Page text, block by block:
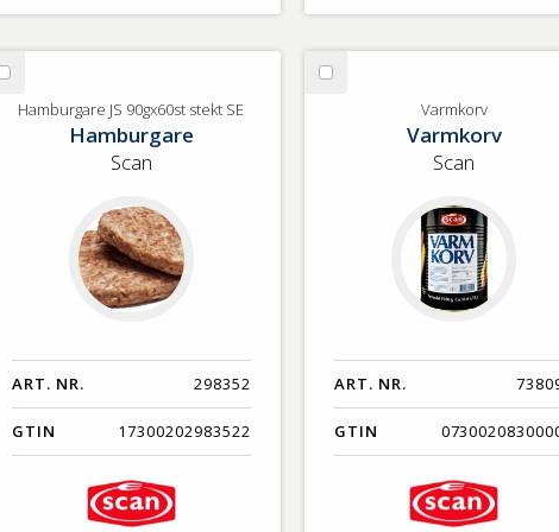
Välj
Hamburgare
Hamburgare JS 90gx60st stekt SE
Hamburgare
Scan
ART. NR. 298352
GTIN 17300202983522
Välj
Varmkorv
Varmkorv
Scan
ART. NR.
GTIN